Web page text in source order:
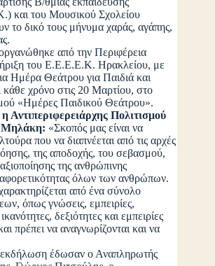
και του Μουσικού Σχολείου
το δικό τους μήνυμα χαράς, αγάπης,
από την Περιφέρεια
του Ε.Ε.Ε.Ε.Κ. Ηρακλείου, με
Ημέρα Θεάτρου για Παιδιά και
κάθε χρόνο στις 20 Μαρτίου, στο
«Ημέρες Παιδικού Θεάτρου».
Αντιπεριφερειάρχης Πολιτισμού
Μηλάκη: «Σκοπός μας είναι να
που να διαπνέεται από τις αρχές
της αποδοχής, του σεβασμού,
της ανθρώπινης
όλων των ανθρώπων.
από ένα σύνολο
όπως γνώσεις, εμπειρίες,
δεξιότητες και εμπειρίες
πρέπει να αναγνωρίζονται και να
έδωσαν ο Αναπληρωτής